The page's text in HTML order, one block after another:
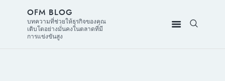
OFM BLOG
บทความที่ช่วยให้ธุรกิจของคุณ
เติบโตอย่างมั่นคงในตลาดที่มี
การแข่งขันสูง